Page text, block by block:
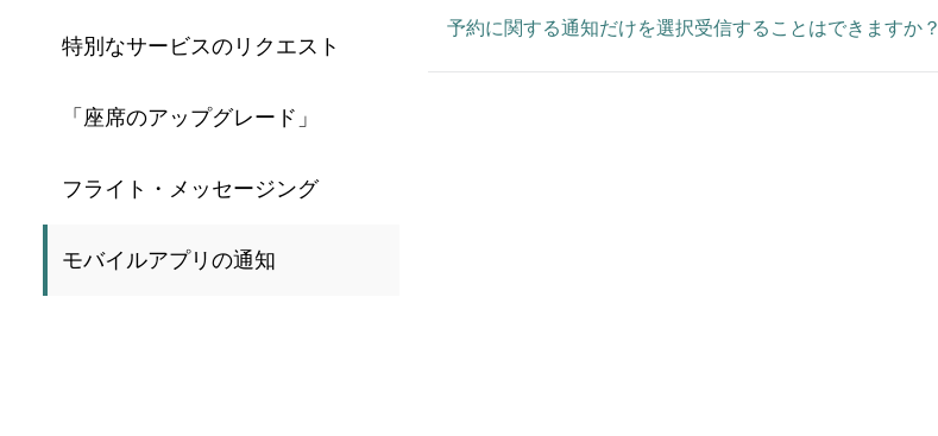
特別なサービスのリクエスト
「座席のアップグレード」
フライト・メッセージング
モバイルアプリの通知
予約に関する通知だけを選択受信することはできますか？